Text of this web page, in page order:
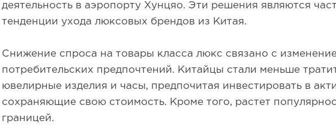
деятельность в аэропорту Хунцяо. Эти решения являются
тенденции ухода люксовых брендов из Китая.
Снижение спроса на товары класса люкс связано с
потребительских предпочтений. Китайцы стали меньше
ювелирные изделия и часы, предпочитая инвестировать в
сохраняющие свою стоимость. Кроме того, растет
границей.